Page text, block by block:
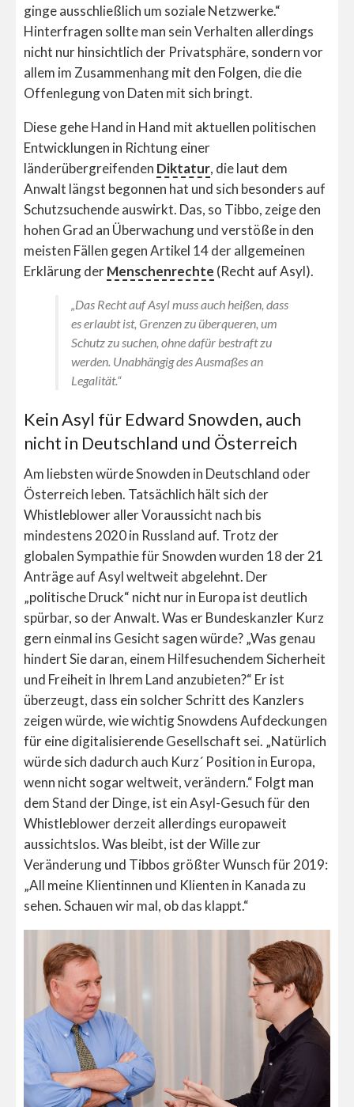
ginge ausschließlich um soziale Netzwerke.“
Hinterfragen sollte man sein Verhalten allerdings
nicht nur hinsichtlich der Privatsphäre, sondern vor
allem im Zusammenhang mit den Folgen, die die
Offenlegung von Daten mit sich bringt.
Diese gehe Hand in Hand mit aktuellen politischen
Entwicklungen in Richtung einer
länderübergreifenden Diktatur, die laut dem
Anwalt längst begonnen hat und sich besonders auf
Schutzsuchende auswirkt. Das, so Tibbo, zeige den
hohen Grad an Überwachung und verstöße in den
meisten Fällen gegen Artikel 14 der allgemeinen
Erklärung derMenschenrechte (Recht auf Asyl).
„Das Recht auf Asyl muss auch heißen, dass
es erlaubt ist, Grenzen zu überqueren, um
Schutz zu suchen, ohne dafür bestraft zu
werden. Unabhängig des Ausmaßes an
Legalität.“
Kein Asyl für Edward Snowden, auch
nicht in Deutschland und Österreich
Am liebsten würde Snowden in Deutschland oder
Österreich leben. Tatsächlich hält sich der
Whistleblower aller Voraussicht nach bis
mindestens 2020 in Russland auf. Trotz der
globalen Sympathie für Snowden wurden 18 der 21
Anträge auf Asyl weltweit abgelehnt. Der
„politische Druck“ nicht nur in Europa ist deutlich
spürbar, so der Anwalt. Was er Bundeskanzler Kurz
gern einmal ins Gesicht sagen würde? „Was genau
hindert Sie daran, einem Hilfesuchendem Sicherheit
und Freiheit in Ihrem Land anzubieten?“ Er ist
überzeugt, dass ein solcher Schritt des Kanzlers
zeigen würde, wie wichtig Snowdens Aufdeckungen
für eine digitalisierende Gesellschaft sei. „Natürlich
würde sich dadurch auch Kurz´ Position in Europa,
wenn nicht sogar weltweit, verändern.“ Folgt man
dem Stand der Dinge, ist ein Asyl-Gesuch für den
Whistleblower derzeit allerdings europaweit
aussichtslos. Was bleibt, ist der Wille zur
Veränderung und Tibbos größter Wunsch für 2019:
„All meine Klientinnen und Klienten in Kanada zu
sehen. Schauen wir mal, ob das klappt.“